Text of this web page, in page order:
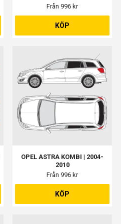
Från 996 kr
KÖP
OPEL ASTRA KOMBI | 2004-
2010
Från 996 kr
KÖP